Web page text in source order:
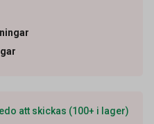
att skickas (100+ i lager)